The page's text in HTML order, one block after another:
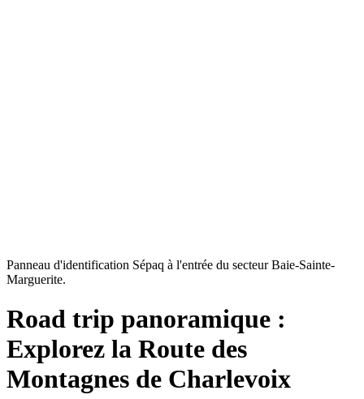
Panneau d'identification Sépaq à l'entrée du secteur Baie-Sainte-
Marguerite.
Road trip panoramique :
Explorez la Route des
Montagnes de Charlevoix